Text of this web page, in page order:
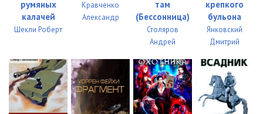
034 08:42
035 11:15
036 10:59
037 09:36
038 08:37
румяных
калачей
Шекли Роберт
Кравченко
Александр
там
(Бессонница)
Столяров
Андрей
крепкого
бульона
Янковский
Дмитрий